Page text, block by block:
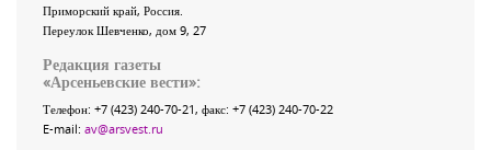
Приморский край, Россия
Переулок Шевченко, дом 9, 27
Редакция газеты
«Арсеньевские вести»:
Телефон: +7 (423) 240-70-21, факс: +7 (423) 240-70-22
E-mail: av@arsvest.ru